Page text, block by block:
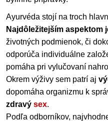
Ayurvéda stojí na troch
Najdôležitejším aspektom
životných podmienok, či
odporúča individuálne
pomáha pri vylučovaní
Okrem výživy sem patrí aj
dopomáha organizmu k
zdravý sex.
Podľa odborníkov,